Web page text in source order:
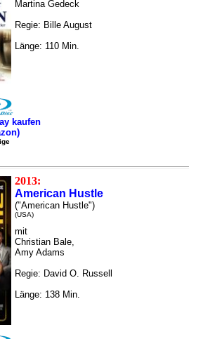
Martina Gedeck
Regie: Bille August
Länge: 110 Min.
kaufen
2013:
American Hustle
("American Hustle")
(USA)
mit
Christian Bale,
Amy Adams
Regie: David O. Russell
Länge: 138 Min.